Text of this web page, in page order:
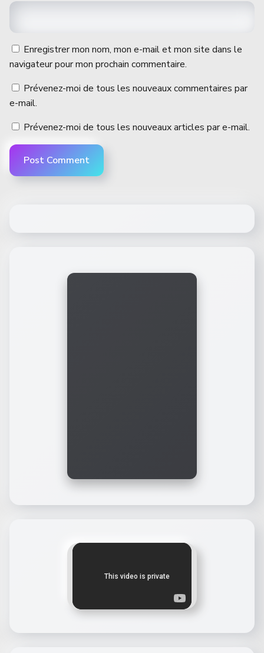
Enregistrer mon nom, mon e-mail et mon site dans le
navigateur pour mon prochain commentaire.
Prévenez-moi de tous les nouveaux commentaires par
e-mail.
Prévenez-moi de tous les nouveaux articles par e-mail.